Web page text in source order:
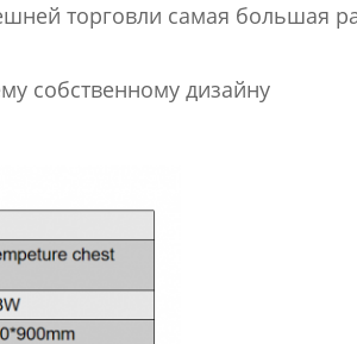
торговли самая большая
собственному дизайну